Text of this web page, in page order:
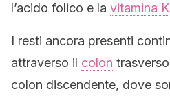
l’acido folico e la vitamina K
I resti ancora presenti
attraverso il colon
colon discendente, dove